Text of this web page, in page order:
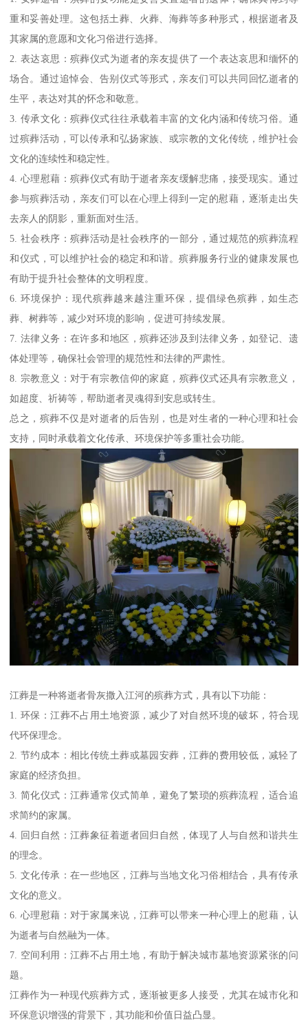
重和妥善处理。这包括土葬、火葬、海葬等多种形式，根据逝者及
其家属的意愿和文化习俗进行选择。
2. 表达哀思：殡葬仪式为逝者的亲友提供了一个表达哀思和缅怀的
场合。通过追悼会、告别仪式等形式，亲友们可以共同回忆逝者的
生平，表达对其的怀念和敬意。
3. 传承文化：殡葬仪式往往承载着丰富的文化内涵和传统习俗。通
过殡葬活动，可以传承和弘扬家族、或宗教的文化传统，维护社会
文化的连续性和稳定性。
4. 心理慰藉：殡葬仪式有助于逝者亲友缓解悲痛，接受现实。通过
参与殡葬活动，亲友们可以在心理上得到一定的慰藉，逐渐走出失
去亲人的阴影，重新面对生活。
5. 社会秩序：殡葬活动是社会秩序的一部分，通过规范的殡葬流程
和仪式，可以维护社会的稳定和和谐。殡葬服务行业的健康发展也
有助于提升社会整体的文明程度。
6. 环境保护：现代殡葬越来越注重环保，提倡绿色殡葬，如生态
葬、树葬等，减少对环境的影响，促进可持续发展。
7. 法律义务：在许多和地区，殡葬还涉及到法律义务，如登记、遗
体处理等，确保社会管理的规范性和法律的严肃性。
8. 宗教意义：对于有宗教信仰的家庭，殡葬仪式还具有宗教意义，
如超度、祈祷等，帮助逝者灵魂得到安息或转生。
总之，殡葬不仅是对逝者的后告别，也是对生者的一种心理和社会
支持，同时承载着文化传承、环境保护等多重社会功能。
江葬是一种将逝者骨灰撒入江河的殡葬方式，具有以下功能：
1. 环保：江葬不占用土地资源，减少了对自然环境的破坏，符合现
代环保理念。
2. 节约成本：相比传统土葬或墓园安葬，江葬的费用较低，减轻了
家庭的经济负担。
3. 简化仪式：江葬通常仪式简单，避免了繁琐的殡葬流程，适合追
求简约的家属。
4. 回归自然：江葬象征着逝者回归自然，体现了人与自然和谐共生
的理念。
5. 文化传承：在一些地区，江葬与当地文化习俗相结合，具有传承
文化的意义。
6. 心理慰藉：对于家属来说，江葬可以带来一种心理上的慰藉，认
为逝者与自然融为一体。
7. 空间利用：江葬不占用土地，有助于解决城市墓地资源紧张的问
题。
江葬作为一种现代殡葬方式，逐渐被更多人接受，尤其在城市化和
环保意识增强的背景下，其功能和价值日益凸显。